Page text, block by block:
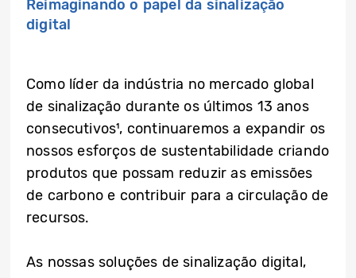
Reimaginando o papel da sinalização
digital
Como líder da indústria no mercado global
de sinalização durante os últimos 13 anos
consecutivos¹, continuaremos a expandir os
nossos esforços de sustentabilidade criando
produtos que possam reduzir as emissões
de carbono e contribuir para a circulação de
recursos.
As nossas soluções de sinalização digital,